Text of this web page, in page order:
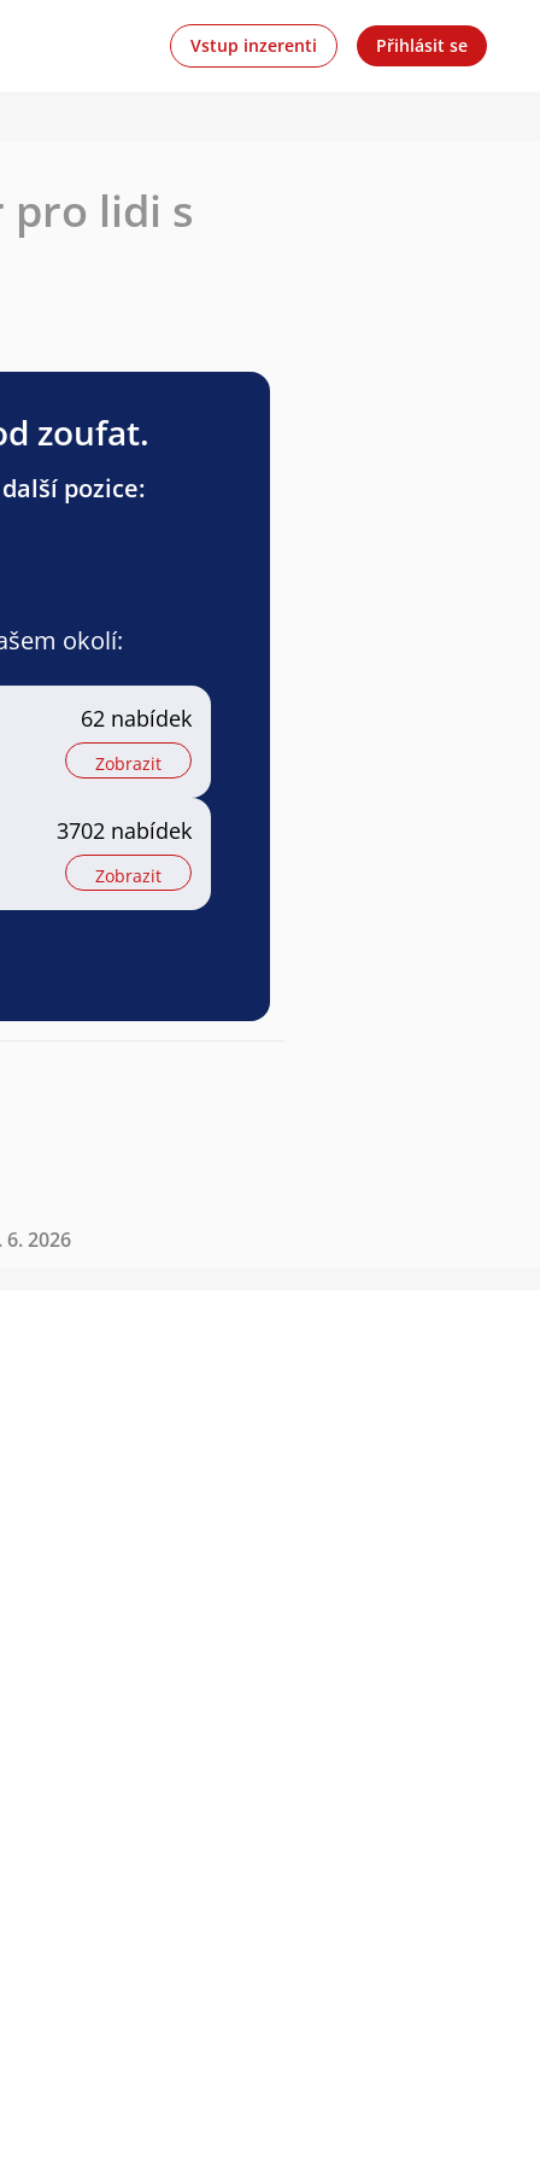
Vstup inzerenti Přihlásit se
lidi s
zoufat.
pozice:
okolí:
62 nabídek
Zobrazit
3702 nabídek
Zobrazit
2026